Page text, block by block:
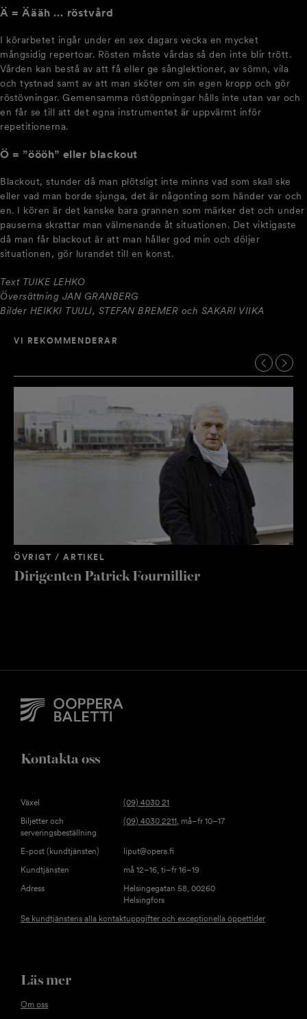
Ä = Äääh … röstvård
I körarbetet ingår under en sex dagars vecka en mycket
mångsidig repertoar. Rösten måste vårdas så den inte blir trött.
Vården kan bestå av att få eller ge sånglektioner, av sömn, vila
och tystnad samt av att man sköter om sin egen kropp och gör
röstövningar. Gemensamma röstöppningar hålls inte utan var och
en får se till att det egna instrumentet är uppvärmt inför
repetitionerna.
Ö = ”öööh” eller blackout
Blackout, stunder då man plötsligt inte minns vad som skall ske
eller vad man borde sjunga, det är någonting som händer var och
en. I kören är det kanske bara grannen som märker det och under
pauserna skrattar man välmenande åt situationen. Det viktigaste
då man får blackout är att man håller god min och döljer
situationen, gör lurandet till en konst.
Text TUIKE LEHKO
Översättning JAN GRANBERG
Bilder HEIKKI TUULI, STEFAN BREMER och SAKARI VIIKA
VI REKOMMENDERAR
ÖVRIGT / ARTIKEL
Dirigenten Patrick Fournillier
Kontakta oss
Växel
(09) 4030 21
Biljetter och
serveringsbeställning
(09) 4030 2211, må–fr 10–17
E-post (kundtjänsten)
liput@opera.fi
Kundtjänsten
må 12–16, ti–fr 16–19
Adress
Helsingegatan 58, 00260
Helsingfors
Se kundtjänstens alla kontaktuppgifter och exceptionella öppettider
Läs mer
Om oss